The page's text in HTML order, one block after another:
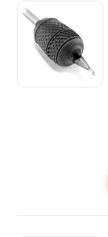
Цена
Количество